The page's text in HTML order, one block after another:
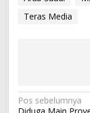
Teras Media
N
Pos sebelumnya